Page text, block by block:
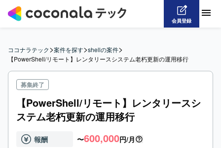
会員登録
ココナラテック>案件を探す>shellの案件>
【PowerShell/リモート】レンタリースシステム老朽更新の運用移行
募集終了
【PowerShell/リモート】レンタリースシ
ステム老朽更新の運用移行
報酬 〜600,000円/月